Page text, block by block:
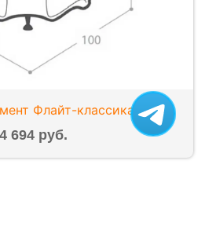
Флайт-классика
694 руб.